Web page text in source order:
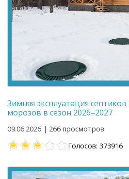
Зимняя эксплуатация
морозов в сезон 2026–2027
09.06.2026 | 266 просмотров
Голосов: 373916